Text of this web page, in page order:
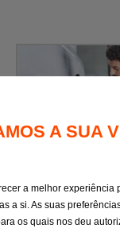
Pneus: a ligação
pode ser
A SUA
a melhor
a si. As suas
os quais nos deu